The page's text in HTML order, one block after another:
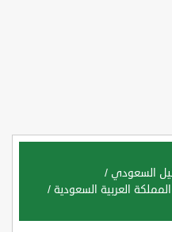
السعودي /
العربية السعودية /